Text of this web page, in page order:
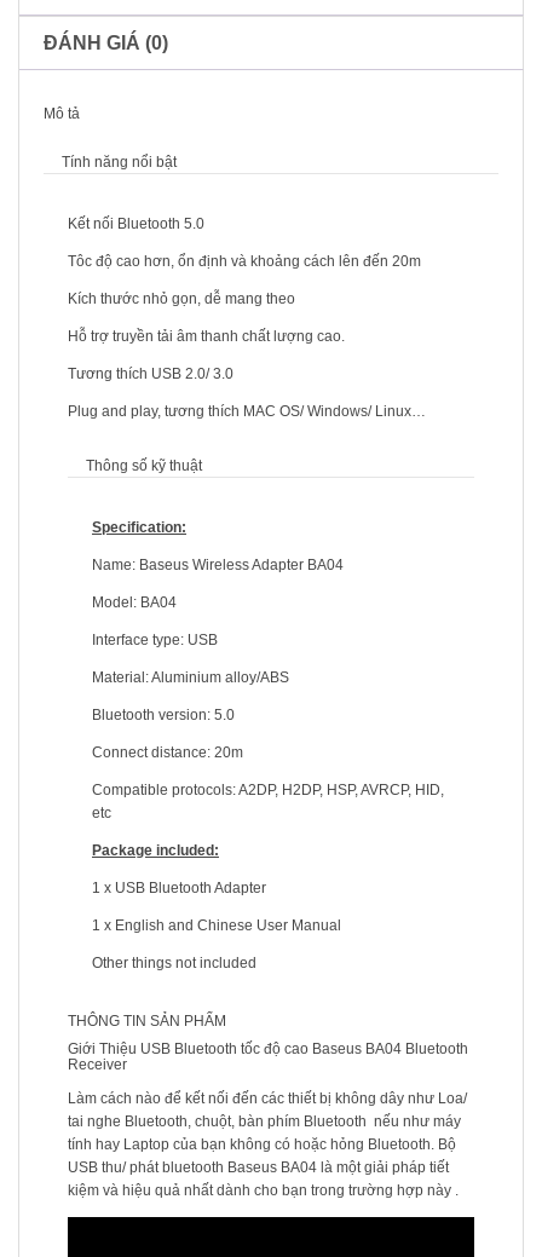
ĐÁNH GIÁ (0)
Mô tả
Tính năng nổi bật
Kết nối Bluetooth 5.0
Tôc độ cao hơn, ổn định và khoảng cách lên đến 20m
Kích thước nhỏ gọn, dễ mang theo
Hỗ trợ truyền tải âm thanh chất lượng cao.
Tương thích USB 2.0/ 3.0
Plug and play, tương thích MAC OS/ Windows/ Linux…
Thông số kỹ thuật
Specification:
Name: Baseus Wireless Adapter BA04
Model: BA04
Interface type: USB
Material: Aluminium alloy/ABS
Bluetooth version: 5.0
Connect distance: 20m
Compatible protocols: A2DP, H2DP, HSP, AVRCP, HID,
etc
Package included:
1 x USB Bluetooth Adapter
1 x English and Chinese User Manual
Other things not included
THÔNG TIN SẢN PHẨM
Giới Thiệu USB Bluetooth tốc độ cao Baseus BA04 Bluetooth
Receiver
Làm cách nào để kết nối đến các thiết bị không dây như Loa/
tai nghe Bluetooth, chuột, bàn phím Bluetooth nếu như máy
tính hay Laptop của bạn không có hoặc hỏng Bluetooth. Bộ
USB thu/ phát bluetooth Baseus BA04 là một giải pháp tiết
kiệm và hiệu quả nhất dành cho bạn trong trường hợp này .